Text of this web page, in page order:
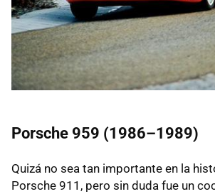
Porsche 959 (1986–1989)
Quizá no sea tan importante en la
Porsche 911, pero sin duda fue un